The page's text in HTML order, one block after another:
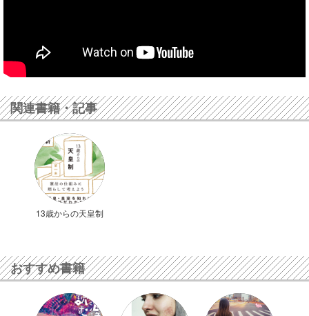
関連書籍・記事
13歳からの天皇制
おすすめ書籍